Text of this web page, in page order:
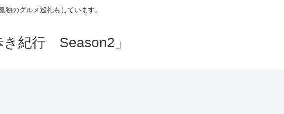
のグルメ巡礼もしています。
紀行 Season2」